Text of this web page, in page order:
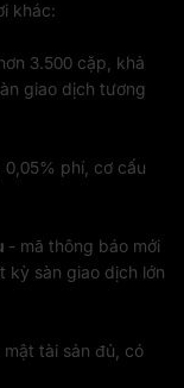
khác:
3.500 cặp, khả
giao dịch tương
phí, cơ cấu
- mã thông báo mới
kỳ sàn giao dịch lớn
tài sản đủ, có